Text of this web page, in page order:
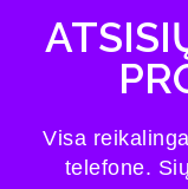
Visa
telefone.